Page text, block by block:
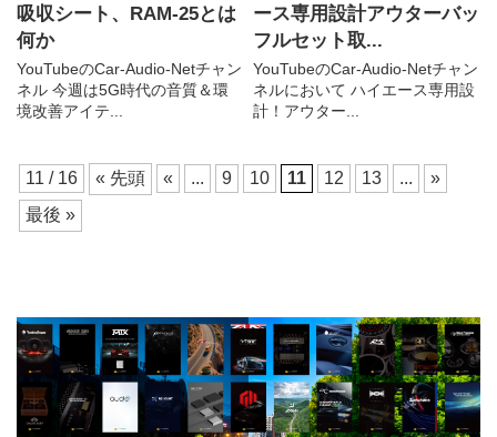
吸収シート、RAM-25とは
何か
YouTubeのCar-Audio-Netチャン
ネル 今週は5G時代の音質＆環
境改善アイテ...
ース専用設計アウターバッ
フルセット取...
YouTubeのCar-Audio-Netチャン
ネルにおいて ハイエース専用設
計！アウター...
11 / 16 « 先頭 « ... 9 10 11 12 13 ...
»
最後 »